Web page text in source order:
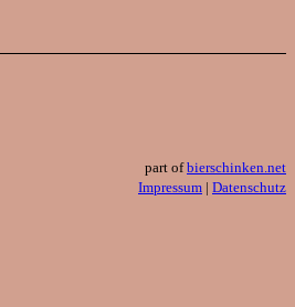
part ofbierschinken.net
Impressum | Datenschutz